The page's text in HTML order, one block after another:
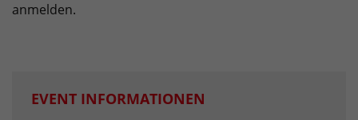
anmelden.
EVENT INFORMATIONEN